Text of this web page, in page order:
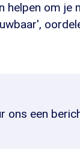
helpen om je
ons een